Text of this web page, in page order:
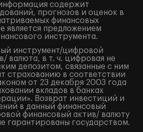
содержит
прогнозов и оценок в
финансовых
является предложением
инструмента.
инструмент/цифровой
валюта, в т. ч. цифровая не
депозитом, связанные с ним
страхованию в соответствии
от 23 декабря 2003 года
вкладов в банках
Возврат инвестиций и
в данный финансовый
финансовый актив/ валюту
гарантированы государством.